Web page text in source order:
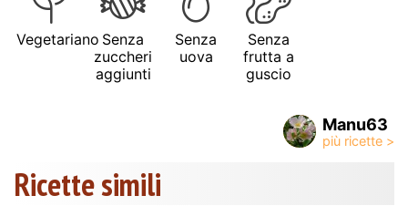
Vegetariano Senza
zuccheri
aggiunti
Senza
uova
Senza
frutta a
guscio
Manu63
Ricette simili